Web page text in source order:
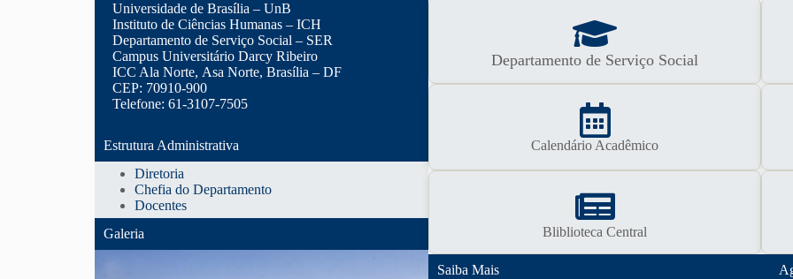
UnB ICC
Universidade de Brasília – UnB
Instituto de Ciências Humanas – ICH
Departamento de Serviço Social – SER
Campus Universitário Darcy Ribeiro
ICC Ala Norte, Asa Norte, Brasília – DF
CEP: 70910-900
Telefone: 61-3107-7505
Estrutura Administrativa
Diretoria
Chefia do Departamento
Docentes
Galeria
Departamento de Serviço Social
Calendário Acadêmico
Bliblioteca Central
Saiba Mais